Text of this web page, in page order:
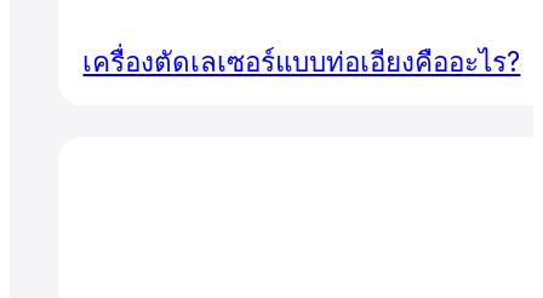
เครื่องตัดเลเซอร์แบบท่อเอียงคืออะไร?